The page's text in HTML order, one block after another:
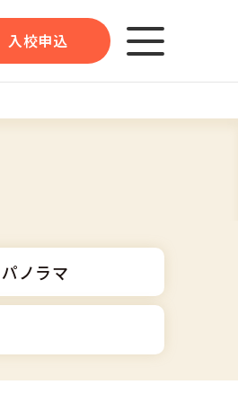
入校申込
パノラマ